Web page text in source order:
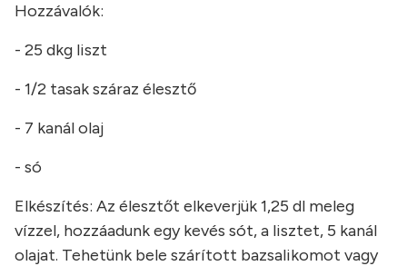
Hozzávalók:
- 25 dkg liszt
- 1/2 tasak száraz élesztő
- 7 kanál olaj
- só
Elkészítés: Az élesztőt elkeverjük 1,25 dl meleg
vízzel, hozzáadunk egy kevés sót, a lisztet, 5 kanál
olajat. Tehetünk bele szárított bazsalikomot vagy